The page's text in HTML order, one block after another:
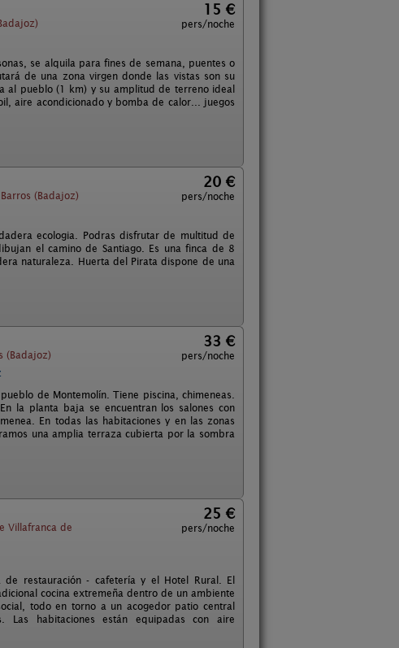
15 €
pers/noche
se alquila para fines de semana, puentes o
de una zona virgen donde las vistas son su
al pueblo (1 km) y su amplitud de terreno ideal
aire acondicionado y bomba de calor... juegos
(Badajoz)
20 €
pers/noche
ecologia. Podras disfrutar de multitud de
el camino de Santiago. Es una finca de 8
naturaleza. Huerta del Pirata dispone de una
(Badajoz)
33 €
pers/noche
de Montemolín. Tiene piscina, chimeneas.
la planta baja se encuentran los salones con
En todas las habitaciones y en las zonas
una amplia terraza cubierta por la sombra
Villafranca de
25 €
pers/noche
restauración - cafetería y el Hotel Rural. El
cocina extremeña dentro de un ambiente
todo en torno a un acogedor patio central
habitaciones están equipadas con aire